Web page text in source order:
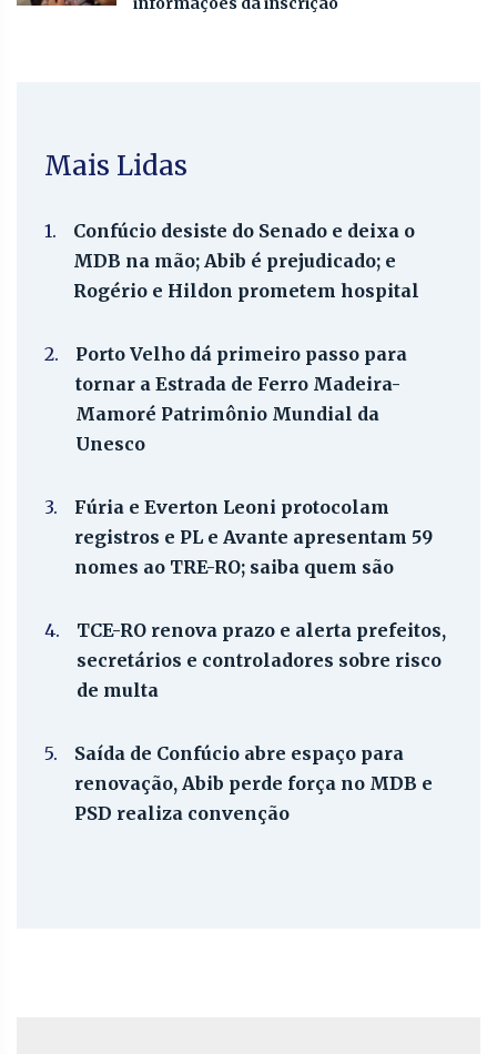
Mais Lidas
1.
Confúcio desiste do Senado e deixa o
MDB na mão; Abib é prejudicado; e
Rogério e Hildon prometem hospital
2.
Porto Velho dá primeiro passo para
tornar a Estrada de Ferro Madeira-
Mamoré Patrimônio Mundial da
Unesco
3.
Fúria e Everton Leoni protocolam
registros e PL e Avante apresentam 59
nomes ao TRE-RO; saiba quem são
4.
TCE-RO renova prazo e alerta prefeitos,
secretários e controladores sobre risco
de multa
5.
Saída de Confúcio abre espaço para
renovação, Abib perde força no MDB e
PSD realiza convenção